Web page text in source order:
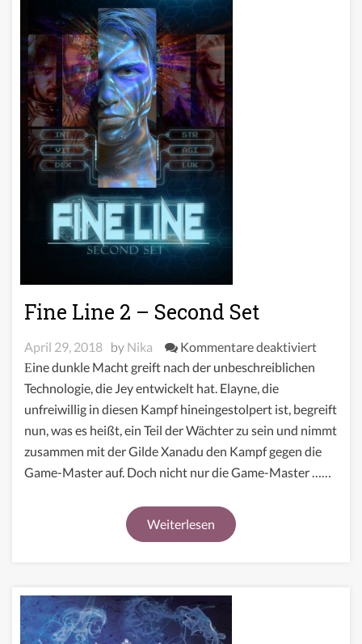
Fine Line 2 – Second Set
April 29, 2018 by Nika Kommentare deaktiviertfür
2
Eine dunkle Macht greift nach der unbeschreiblichen
Technologie, die Jey entwickelt hat. Elayne, die
unfreiwillig in diesen Kampf hineingestolpert ist, begreift
nun, was es heißt, ein Teil der Wächter zu sein und nimmt
zusammen mit der Gilde Xanadu den Kampf gegen die
Game-Master auf. Doch nicht nur die Game-Master ……
Weiterlesen